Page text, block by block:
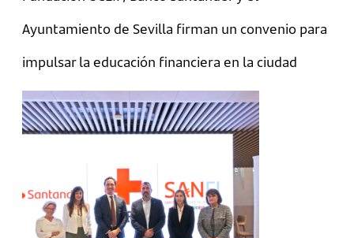
Ayuntamiento de Sevilla firman un convenio para
impulsar la educación financiera en la ciudad